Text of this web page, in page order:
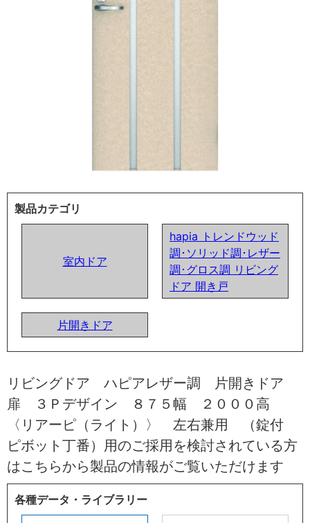
製品カテゴリ
室内ドア
hapia トレンドウッド
調･ソリッド調･レザー
調･グロス調 リビング
ドア 開き戸
片開きドア
リビングドア ハピアレザー調 片開きドア
扉 ３Ｐデザイン ８７５幅 ２０００高
〈リアーピ（ライト）〉 左右兼用 （錠付
ピボット丁番）用のご採用を検討されている方
はこちらから製品の情報がご覧いただけます
各種データ・ライブラリー